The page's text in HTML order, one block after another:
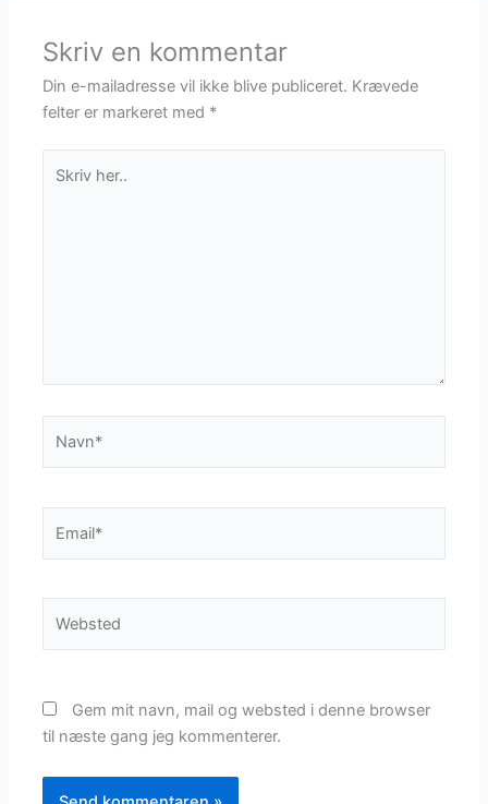
Skriv en kommentar
Din e-mailadresse vil ikke blive publiceret. Krævede
felter er markeret med *
her..
Gem mit navn, mail og websted i denne browser
til næste gang jeg kommenterer.